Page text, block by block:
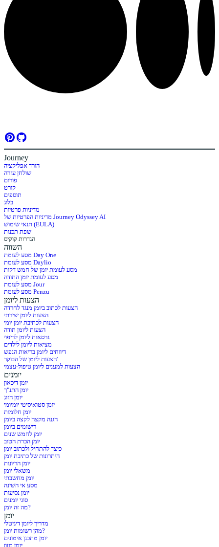
Journey
הורד אפליקציה
שולחן עזרה
פורום
קורט
תוספים
בלוג
מדיניות פרטיות
מדיניות הפרטיות של Journey Odyssey AI
תנאי שימוש (EULA)
שפת תכנות
הגדרות קוקיס
השווה
מסע לעומת Day One
מסע לעומת Daylio
מסע לעומת יומן של חמש דקות
מסע לעומת יומן התודה
מסע לעומת Jour
מסע לעומת Penzu
הצעות ליומן
הצעות לכתוב ביומן מנגד לחרדה
הצעות ליומן יצירתי
הצעות לכתיבת יומן יומי
הצעות ליומן תודה
גרסאות ליומן לריפוי
מציאות ליומן לילדים
דיווחים ליומן בריאות הנפש
הצעות ליומן של הבוקר'
הצעות למענים ליומן טיפול-עצמי
יומנים
יומן דיכאון
יומן התנ"ך
יומן הזוג
יומן סטואיסיטי יומיומי
יומן חלומות
הגנה מקצה לקצה ביומן
רישומים ביומן
יומן לחמש שנים
יומן הכרת הטוב
כיצד להתחיל ולכתוב יומן
היתרונות של כתיבת יומן
יומן הריונות
משאלי יומן
יומן מחשבתי
מסע אי השינה
יומן נסיעות
סוגי יומנים
מה זה יומן?
יומן
מדריך ליומן דיגיטלי
מהן רשומות יומן?
יומן מתכנן אימונים
יומן מזון